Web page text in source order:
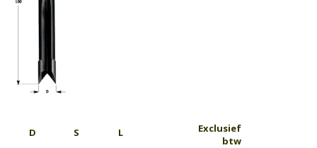
D S L
Exclusief
btw